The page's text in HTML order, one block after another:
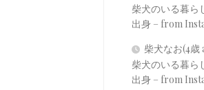
柴犬のいる暮ら
出身 – from
柴犬なお(4歳
柴犬のいる暮ら
出身 – from